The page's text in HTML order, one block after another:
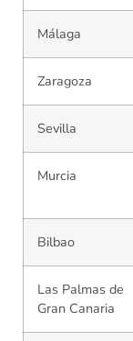
Málaga
Zaragoza
Sevilla
Murcia
Bilbao
Las Palmas de
Gran Canaria